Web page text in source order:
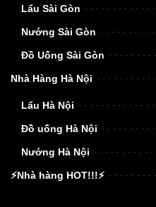
Lẩu Sài Gòn
Nướng Sài Gòn
Đồ Uống Sài Gòn
Nhà Hàng Hà Nội
Lẩu Hà Nội
Đồ uống Hà Nội
Nướng Hà Nội
⚡Nhà hàng HOT!!!⚡